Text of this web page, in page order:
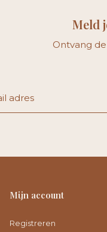
Meld
Ontvang
Mijn account
Registreren